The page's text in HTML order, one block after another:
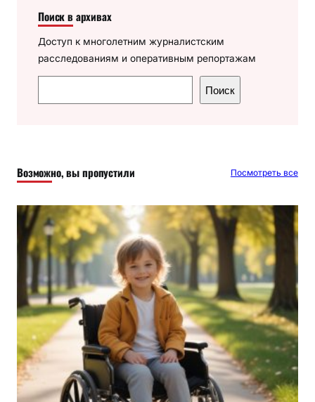
Поиск в архивах
Доступ к многолетним журналистским
расследованиям и оперативным репортажам
о
Поиск
Возможно, вы пропустили Посмотреть все